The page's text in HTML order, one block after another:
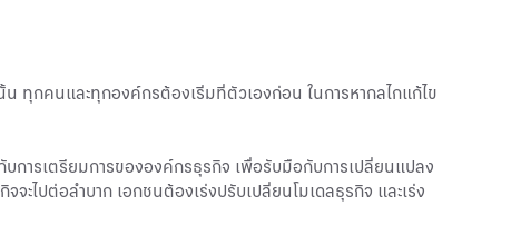
ทุกคนและทุกองค์กรต้องเริ่มที่ตัวเองก่อน ในการหากลไกแก้ไข
การเตรียมการขององค์กรธุรกิจ เพื่อรับมือกับการเปลี่ยนแปลง
ไปต่อลำบาก เอกชนต้องเร่งปรับเปลี่ยนโมเดลธุรกิจ และเร่ง